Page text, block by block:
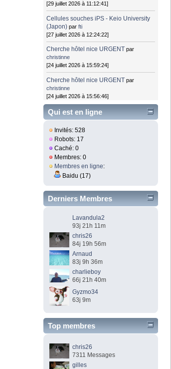
[29 juillet 2026 à 11:12:41]
Cellules souches iPS - Keio University
(Japon) parfti
[27 juillet 2026 à 12:24:22]
Cherche hôtel nice URGENT par
christinne
[24 juillet 2026 à 15:59:24]
Cherche hôtel nice URGENT par
christinne
[24 juillet 2026 à 15:56:46]
Qui est en ligne
Invités: 528
Robots: 17
Caché: 0
Membres: 0
Membres en ligne:
Baidu (17)
Derniers Membres
Lavandula2
93j 21h 11m
chris26
84j 19h 56m
Arnaud
83j 9h 36m
charlieboy
66j 21h 40m
Gyzmo34
63j 9m
Top membres
chris26
7311 Messages
gilles